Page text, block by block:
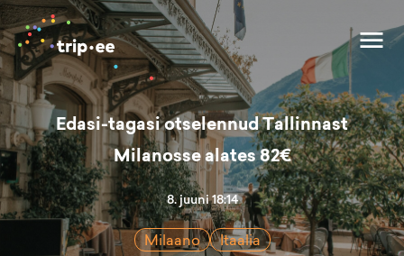
Edasi-tagasi otselennud Tallinnast
Milanosse alates 82€
8. juuni 18:14
Milaano Itaalia